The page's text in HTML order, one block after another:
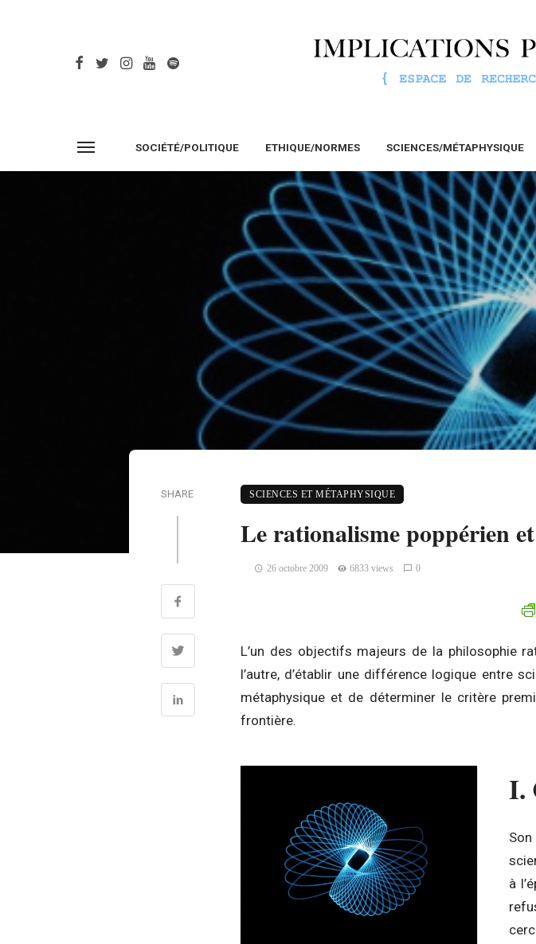
SOCIÉTÉ/POLITIQUE ETHIQUE/NORMES SCIENCES/MÉTAPHYSIQUE
SHARE SCIENCES ET MÉTAPHYSIQUE
Le rationalisme poppérien et
26 octobre 2009 6833 views 0
L’un des objectifs majeurs de la philosophie
l’autre, d’établir une différence logique entre
métaphysique et de déterminer le critère
frontière.
I.
à